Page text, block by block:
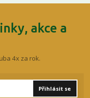
akce a
4x za rok.
Přihlásit se